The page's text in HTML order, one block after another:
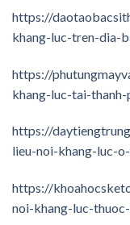
https://
khang-luc-tren-dia-
https://
khang-luc-tai-
https://
lieu-noi-khang-luc-
https://
noi-khang-luc-